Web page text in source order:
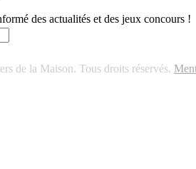
des actualités et des jeux concours !
de la Maison. Tous droits réservés.